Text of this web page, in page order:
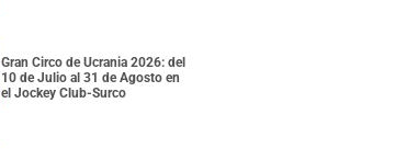
Gran Circo de Ucrania 2026: del
10 de Julio al 31 de Agosto en
el Jockey Club-Surco